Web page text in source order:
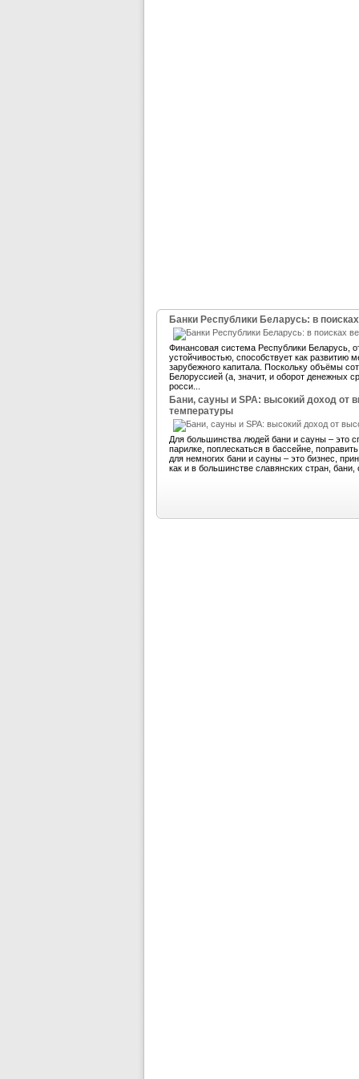
Банки Республики Беларусь: в
Финансовая система Республики Беларусь,
устойчивостью, способствует как развитию
зарубежного капитала. Поскольку объёмы
Белоруссией (а, значит, и оборот денежных
росси...
Бани, сауны и SPA: высокий доход от
температуры
Для большинства людей бани и сауны – это
парилке, поплескаться в бассейне,
для немногих бани и сауны – это бизнес,
как и в большинстве славянских стран, бани,